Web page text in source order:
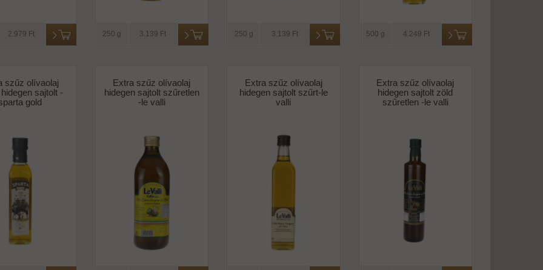
2.979 Ft 250 g 3.139 Ft 250 g 3.139 Ft 500 g 4.249 Ft
szűz olívaolaj
sajtolt -
gold
Extra szűz olívaolaj
hidegen sajtolt szűretlen
-le valli
Extra szűz olívaolaj
hidegen sajtolt szűrt-le
valli
Extra szűz olívaolaj
hidegen sajtolt zöld
szűretlen -le valli